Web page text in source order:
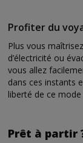
Profiter du
Plus vous
d’électricité ou
vous allez
dans ces instants
liberté de ce
Prêt à partir